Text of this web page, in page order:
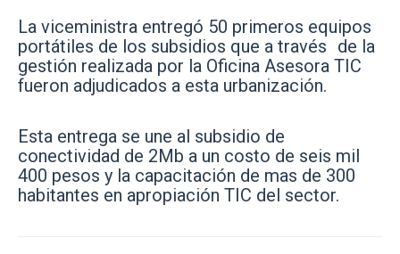
La viceministra entregó 50 primeros equipos
portátiles de los subsidios que a través de la
gestión realizada por la Oficina Asesora TIC
fueron adjudicados a esta urbanización.
Esta entrega se une al subsidio de
conectividad de 2Mb a un costo de seis mil
400 pesos y la capacitación de mas de 300
habitantes en apropiación TIC del sector.